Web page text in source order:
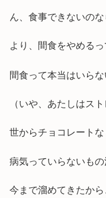
ん、食事できないの
より、間食をやめる
間食って本当はいら
（いや、あたしはス
世からチョコレートな
病気っていらないも
今まで溜めてきたか